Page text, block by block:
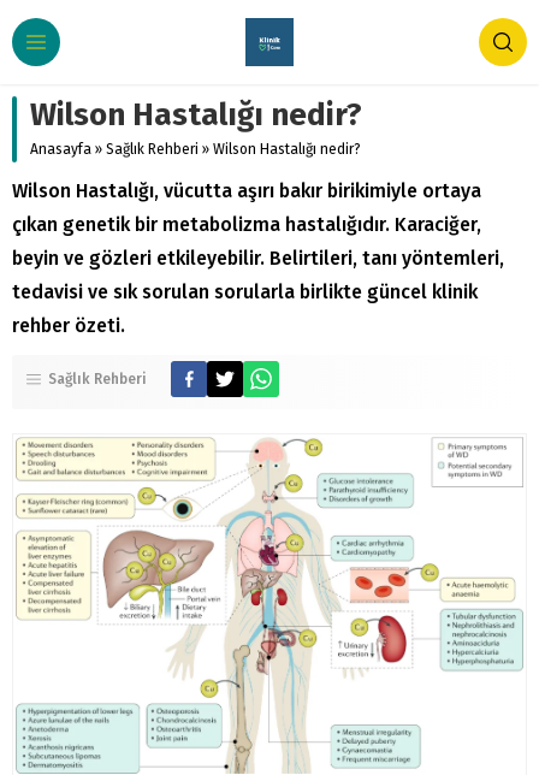
Wilson Hastalığı nedir?
Anasayfa » Sağlık Rehberi » Wilson Hastalığı nedir?
Wilson Hastalığı, vücutta aşırı bakır birikimiyle ortaya
çıkan genetik bir metabolizma hastalığıdır. Karaciğer,
beyin ve gözleri etkileyebilir. Belirtileri, tanı yöntemleri,
tedavisi ve sık sorulan sorularla birlikte güncel klinik
rehber özeti.
Sağlık Rehberi